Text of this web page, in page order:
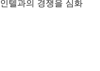
텔과의 경쟁을 심화